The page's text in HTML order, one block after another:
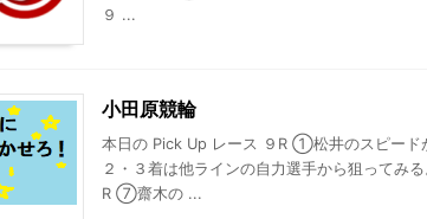
９ ...
小田原競輪
本日の Pick Up レース ９R ①松井のスピード
２・３着は他ラインの自力選手から狙っ
R ⑦齋木の ...